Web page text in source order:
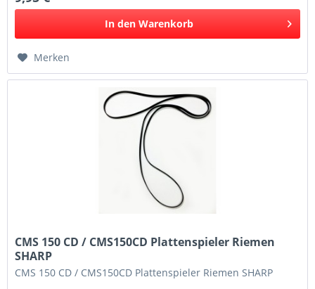
In den Warenkorb
Merken
CMS 150 CD / CMS150CD Plattenspieler Riemen
SHARP
CMS 150 CD / CMS150CD Plattenspieler Riemen SHARP